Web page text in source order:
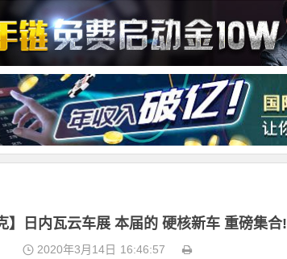
】日内瓦云车展 本届的 硬核新车 重磅集合!
2020年3月14日 16:46:57